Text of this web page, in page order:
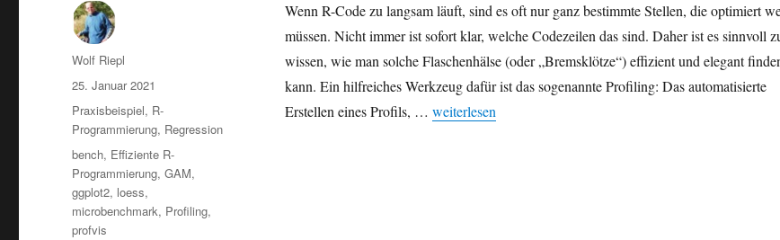
Wenn R-Code zu langsam läuft, sind es oft nur ganz bestimmte Stellen, die optimiert
müssen. Nicht immer ist sofort klar, welche Codezeilen das sind. Daher ist es sinnvoll
wissen, wie man solche Flaschenhälse (oder „Bremsklötze“) effizient und elegant
kann. Ein hilfreiches Werkzeug dafür ist das sogenannte Profiling: Das automatisierte
Erstellen eines Profils, … „Flaschenhälse (langsame Code-Abschnitte) in R finden mit
weiterlesen
Autor
Wolf Riepl
Veröffentlicht
am
25. Januar 2021
Kategorien
Praxisbeispiel, R-
Programmierung, Regression
Schlagwörter
bench, Effiziente R-
Programmierung,GAM,
ggplot2, loess,
microbenchmark, Profiling,
profvis